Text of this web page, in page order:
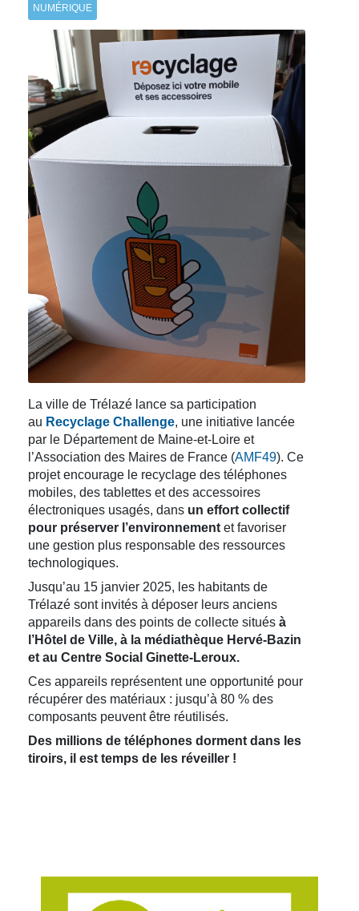
NUMÉRIQUE
La ville de Trélazé lance sa participation
au Recyclage Challenge, une initiative lancée
par le Département de Maine-et-Loire et
l’Association des Maires de France (AMF49). Ce
projet encourage le recyclage des téléphones
mobiles, des tablettes et des accessoires
électroniques usagés, dans un effort collectif
pour préserver l’environnement et favoriser
une gestion plus responsable des ressources
technologiques.
Jusqu’au 15 janvier 2025, les habitants de
Trélazé sont invités à déposer leurs anciens
appareils dans des points de collecte situés à
l’Hôtel de Ville, à la médiathèque Hervé-Bazin
et au Centre Social Ginette-Leroux.
Ces appareils représentent une opportunité pour
récupérer des matériaux : jusqu’à 80 % des
composants peuvent être réutilisés.
Des millions de téléphones dorment dans les
tiroirs, il est temps de les réveiller !